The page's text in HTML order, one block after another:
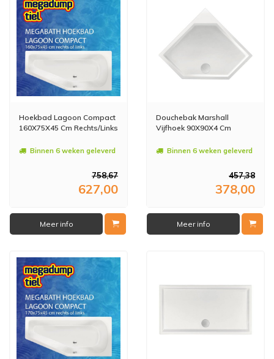
Hoekbad Lagoon Compact
160X75X45 Cm Rechts/Links
Binnen 6 weken geleverd
758,67
627,00
Meer info
Douchebak Marshall
Vijfhoek 90X90X4 Cm
Binnen 6 weken geleverd
457,38
378,00
Meer info